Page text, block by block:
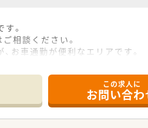
。
相談ください。
車通勤が便利なエリアです。
でいる店舗です。
ーのつくりになっております。
で、トラブルが起こった場合も
」よりも早いと声もございます
で安心して業務に集中する事
この求人に
お問い合わ